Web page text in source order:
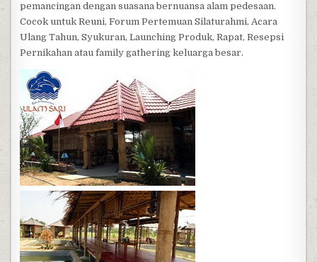
pemancingan dengan suasana bernuansa alam pedesaan.
Cocok untuk Reuni, Forum Pertemuan Silaturahmi, Acara
Ulang Tahun, Syukuran, Launching Produk, Rapat, Resepsi
Pernikahan atau family gathering keluarga besar.